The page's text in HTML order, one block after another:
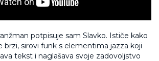
potpisuje sam Slavko. Ističe kako
brzi, sirovi funk s elementima jazza koji
tekst i naglašava svoje zadovoljstvo